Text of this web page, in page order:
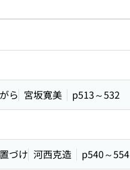
ら 宮坂寛美 p513～532
づけ 河西克造 p540～554